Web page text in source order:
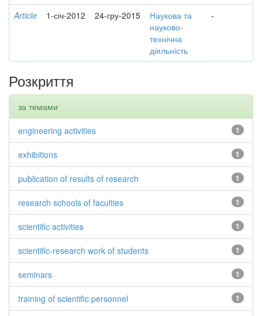
Article 1-січ-2012 24-гру-2015
Наукова та
науково-
технічна
діяльність
-
Розкриття
за темами
1
engineering activities
1
exhibitions
1
publication of results of research
1
research schools of faculties
1
scientific activities
1
scientific-research work of students
1
seminars
1
training of scientific personnel